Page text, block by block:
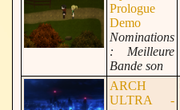
Prologue
Demo
Nominations
: Meilleure
Bande son
ARCH
ULTRA -